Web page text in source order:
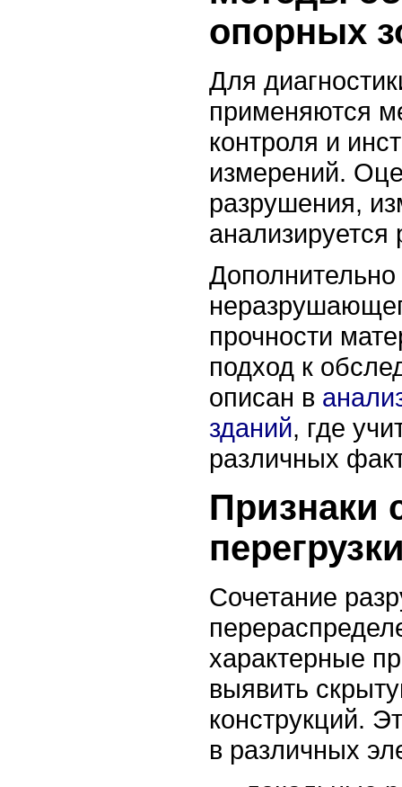
опорных
Для
применяются
контроля и
измерений.
разрушения,
анализируется
прочности
подход к
описан в
зданий, где
различных
Признаки
Сочетание
характерные
выявить
конструкций.
в различных